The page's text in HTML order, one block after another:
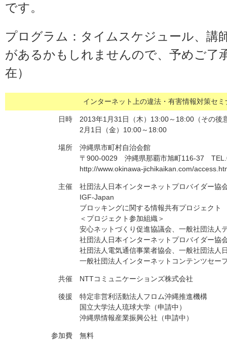
です。
プログラム：タイムスケジュール、講
があるかもしれませんので、予めご了
在）
インターネット上の違法・有害情報対策セ
日時
2013年1月31日（木）13:00～18:00（その後
2月1日（金）10:00～18:00
場所
沖縄県市町村自治会館
〒900-0029 沖縄県那覇市旭町116-37
http://www.okinawa-jichikaikan.com/
主催
社団法人日本インターネットプロバイダー協
IGF-Japan
ブロッキングに関する情報共有プロジェクト
＜プロジェクト参加組織＞
安心ネットづくり促進協議会、一般社団法人
社団法人日本インターネットプロバイダー協
社団法人電気通信事業者協会、一般社団法人
一般社団法人インターネットコンテンツセー
共催 NTTコミュニケーションズ株式会社
後援
特定非営利活動法人フロム沖縄推進機構
国立大学法人琉球大学（申請中）
沖縄県情報産業振興公社（申請中）
参加費 無料